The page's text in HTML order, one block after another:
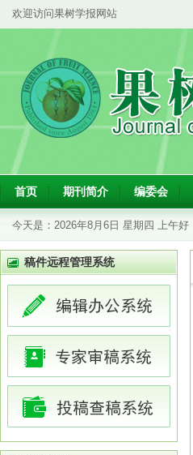
欢迎访问果树学报网站
首页 期刊简介 编委会
今天是： 2026年8月6日 星期四 上午好
稿件远程管理系统